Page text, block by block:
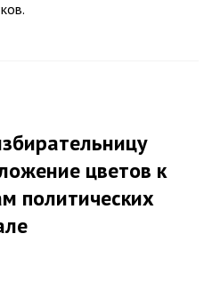
цветов к
политических